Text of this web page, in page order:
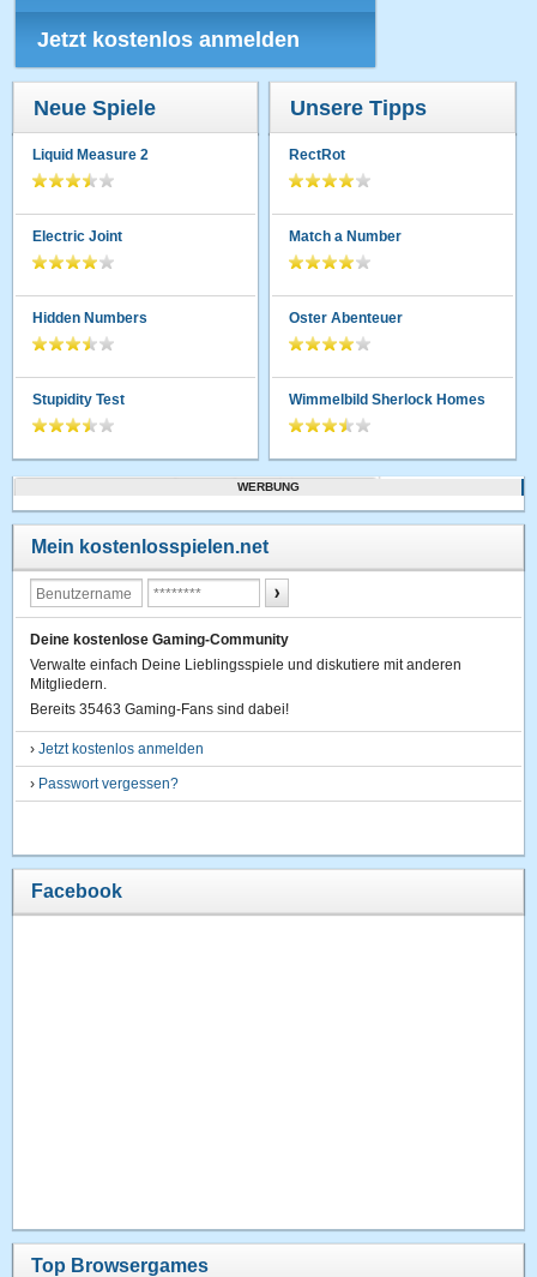
Jetzt kostenlos anmelden
Neue Spiele
Liquid Measure 2
Electric Joint
Hidden Numbers
Stupidity Test
Unsere Tipps
RectRot
Match a Number
Oster Abenteuer
Wimmelbild Sherlock Homes
WERBUNG
Mein kostenlosspielen.net
Deine kostenlose Gaming-Community
Verwalte einfach Deine Lieblingsspiele und diskutiere mit anderen
Mitgliedern.
Bereits 35463 Gaming-Fans sind dabei!
›Jetzt kostenlos anmelden
› Passwort vergessen?
Facebook
Top Browsergames